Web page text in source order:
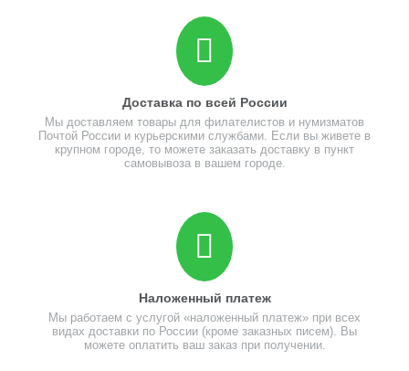
Доставка по всей России
Мы доставляем товары для филателистов и нумизматов
Почтой России и курьерскими службами. Если вы живете в
крупном городе, то можете заказать доставку в пункт
самовывоза в вашем городе.
Наложенный платеж
Мы работаем с услугой «наложенный платеж» при всех
видах доставки по России (кроме заказных писем). Вы
можете оплатить ваш заказ при получении.